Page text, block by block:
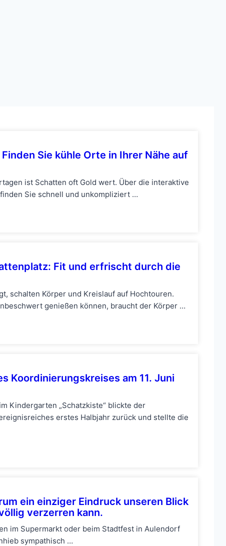
Sie kühle Orte in Ihrer Nähe auf
ist Schatten oft Gold wert. Über die interaktive
Sie schnell und unkompliziert …
Fit und erfrischt durch die
schalten Körper und Kreislauf auf Hochtouren.
genießen können, braucht der Körper …
Koordinierungskreises am 11. Juni
Kindergarten „Schatzkiste“ blickte der
erstes Halbjahr zurück und stellte die
ein einziger Eindruck unseren Blick
verzerren kann.
im Supermarkt oder beim Stadtfest in Aulendorf
sympathisch …